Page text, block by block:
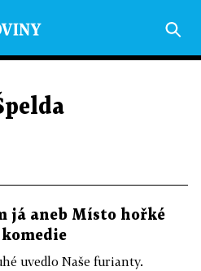
já aneb Místo hořké
uvedlo Naše furianty.